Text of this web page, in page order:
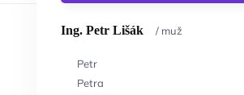
Ing. Petr Lišák / muž
Petr
Petra